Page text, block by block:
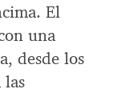
El
una
desde los
las